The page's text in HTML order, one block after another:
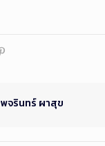
พจรินทร์ ผาสุข